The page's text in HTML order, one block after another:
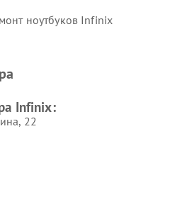
ноутбуков Infinix
Infinix:
22